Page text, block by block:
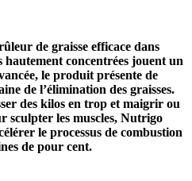
de graisse efficace dans
hautement concentrées jouent un
le produit présente de
de l’élimination des graisses.
des kilos en trop et maigrir ou
sculpter les muscles, Nutrigo
le processus de combustion
de pour cent.